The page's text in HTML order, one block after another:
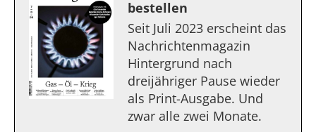
bestellen
Seit Juli 2023 erscheint das
Nachrichtenmagazin
Hintergrund nach
dreijähriger Pause wieder
als Print-Ausgabe. Und
zwar alle zwei Monate.